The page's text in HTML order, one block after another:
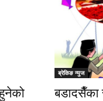
ब्रेकिङ न्युज
बडादसैँका